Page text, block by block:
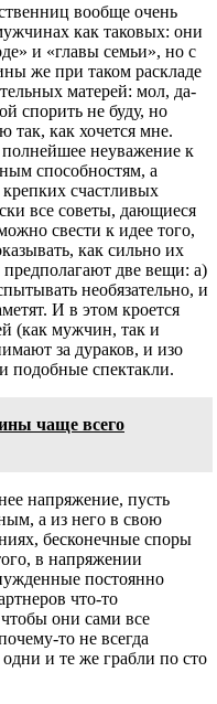
вообще очень
как таковых: они
и «главы семьи», но с
же при таком раскладе
матерей: мол, да-
спорить не буду, но
так, как хочется мне.
полнейшее неуважение к
способностям, а
счастливых
все советы, дающиеся
свести к идее того,
как сильно их
две вещи: а)
необязательно, и
И в этом кроется
(как мужчин, так и
за дураков, и изо
подобные спектакли.
чаще всего
напряжение, пусть
а из него в свою
бесконечные споры
в напряжении
постоянно
что-то
чтобы они сами все
то не всегда
и те же грабли по сто